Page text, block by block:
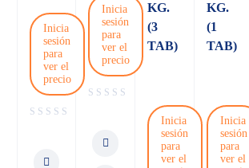
Inicia
sesión
para
ver el
precio
Inicia
sesión
para
ver el
precio
KG.
(3
TAB)
Inicia
sesión
para
ver el
KG.
(1
TAB)
Inicia
sesión
para
ver el